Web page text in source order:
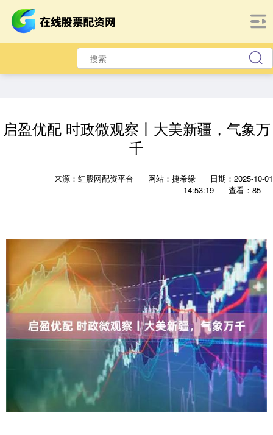
启盈优配 时政微观察丨大美新疆，气象万
千
来源：红股网配资平台 网站：捷希缘
日期：2025-10-01
14:53:19
查看：85